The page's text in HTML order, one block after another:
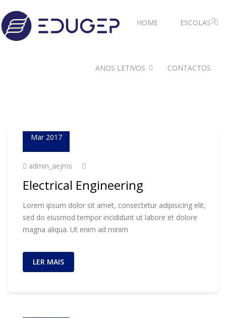
HOME ESCOLAS
ANOS LETIVOS CONTACTOS
Mar 2017
admin_aejms
Electrical Engineering
Lorem ipsum dolor sit amet, consectetur adipisicing elit,
sed do eiusmod tempor incididunt ut labore et dolore
magna aliqua. Ut enim ad minim
LER MAIS